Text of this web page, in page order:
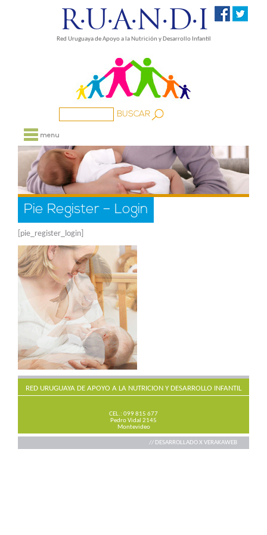
R·U·A·N·D·I
Red Uruguaya de Apoyo a la Nutrición y Desarrollo Infantil
NOSOTROS
PROYECTOS
MEDIOS
FAMILIA
BIBLIOTECA
Pie Register – Login
[pie_register_login]
RED URUGUAYA DE APOYO A LA NUTRICION Y DESARROLLO INFANTIL
CEL.: 099 815 677
Pedro Vidal 2145
Montevideo
// DESARROLLADO X VERAKAWEB